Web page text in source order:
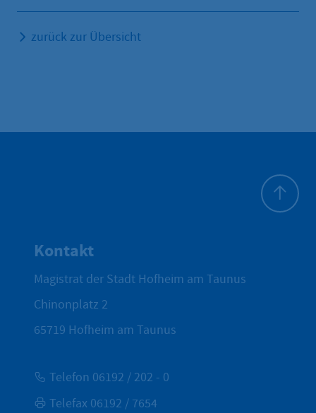
zurück zur Übersicht
Kontakt
Magistrat der Stadt Hofheim am Taunus
Chinonplatz 2
65719 Hofheim am Taunus
Telefon 06192 / 202 - 0
Telefax 06192 / 7654